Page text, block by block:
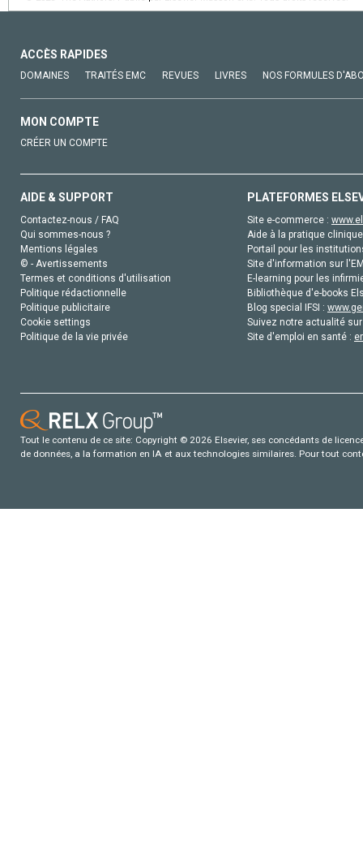
ACCÈS RAPIDES
DOMAINES TRAITÉS EMC REVUES LIVRES NOS FORMULES
MON COMPTE
CRÉER UN COMPTE
AIDE & SUPPORT
Contactez-nous / FAQ
Qui sommes-nous ?
Mentions légales
© - Avertissements
Termes et conditions d'utilisation
Politique rédactionnelle
Politique publicitaire
Cookie settings
Politique de la vie privée
PLATEFORMES
Site e-commerce :
Aide à la pratique
Portail pour les
Site d'information sur
E-learning pour les
Bibliothèque d'e-books
Blog special IFSI :
Suivez notre actualité
Site d'emploi en santé :
Tout le contenu de ce site: Copyright © 2026 Elsevier, ses concédants de
de données, a la formation en IA et aux technologies similaires. Pour tout